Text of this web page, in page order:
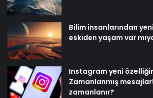
Bilim insanlarından
eskiden yaşam var
Instagram yeni
Zamanlanmış
zamanlanır?